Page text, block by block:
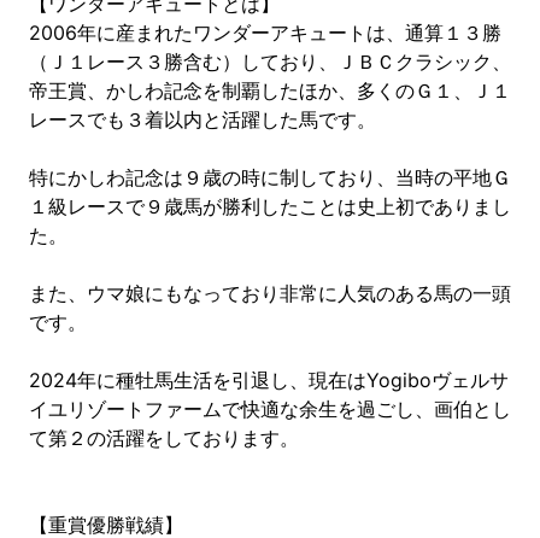
2006年に産まれたワンダーアキュートは、通算１３勝
（Ｊ１レース３勝含む）しており、ＪＢＣクラシック、
帝王賞、かしわ記念を制覇したほか、多くのＧ１、Ｊ１
レースでも３着以内と活躍した馬です。
特にかしわ記念は９歳の時に制しており、当時の平地Ｇ
１級レースで９歳馬が勝利したことは史上初でありまし
た。
また、ウマ娘にもなっており非常に人気のある馬の一頭
です。
2024年に種牡馬生活を引退し、現在はYogiboヴェルサ
イユリゾートファームで快適な余生を過ごし、画伯とし
て第２の活躍をしております。
【重賞優勝戦績】